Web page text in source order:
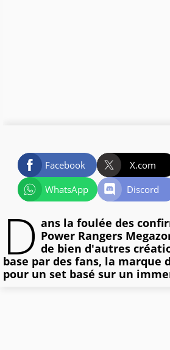
Facebook X.com
WhatsApp
Discord
D ans la foulée des
Power Rangers
de bien d'autres
base par des fans, la marque
pour un set basé sur un